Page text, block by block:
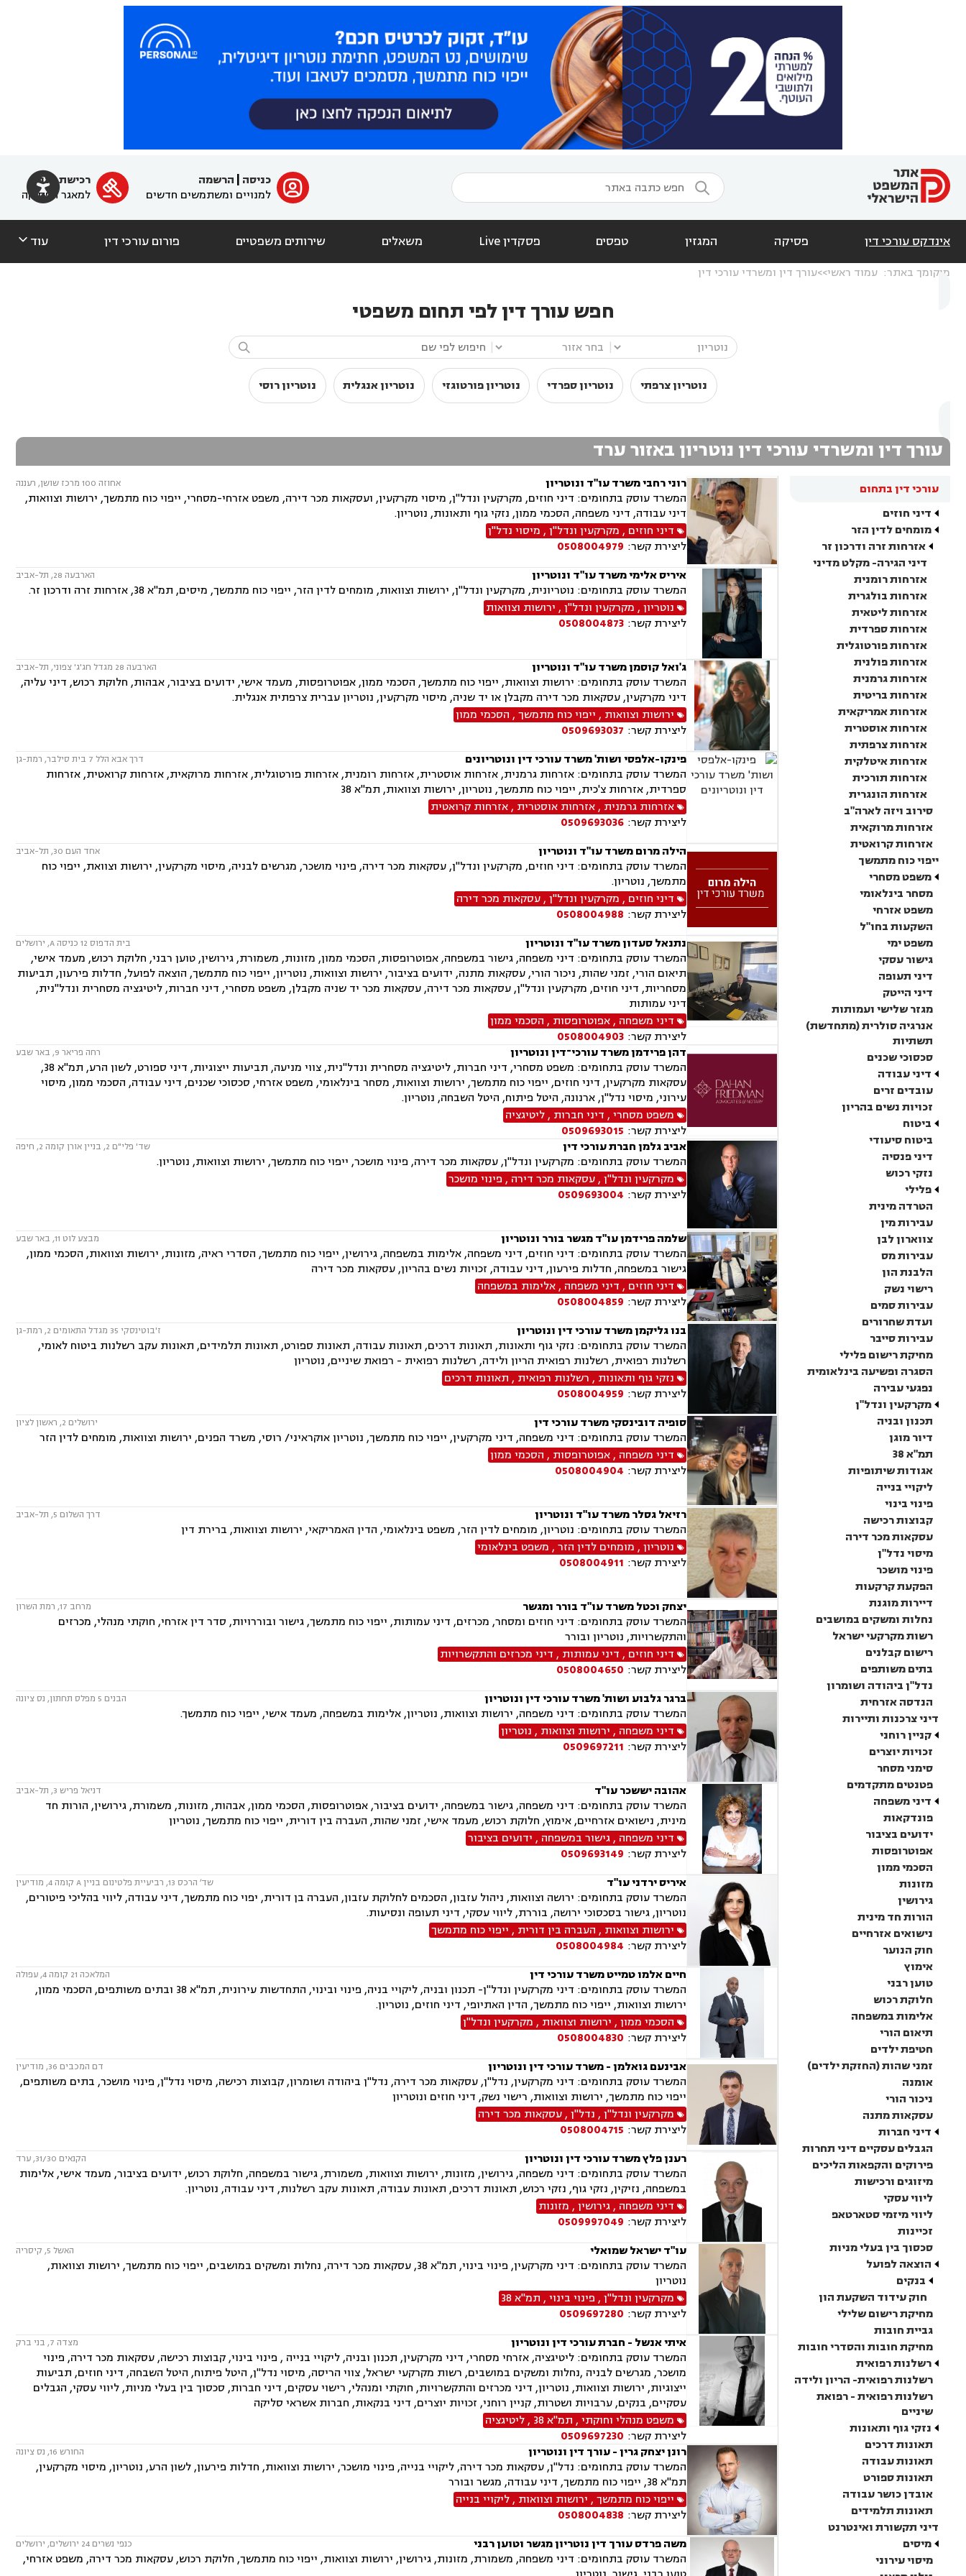
  ﱐ כניסה
הרשמה
למנויים ומשתמשים חדשים

רכישת מנוי
למאגר הפסיקה
אינדקס עורכי דין פסיקה המגזין טפסים פסקדין Live משאלים שירותים משפטיים פורום עורכי דין עוד 
מיקומך באתר: עמוד ראשי עורך דין ומשרדי עורכי דין
חפש עורך דין לפי תחום משפטי

נוטריון צרפתי נוטריון ספרדי נוטריון פורטוגזי נוטריון אנגלית נוטריון רוסי
עורך דין ומשרדי עורכי דין נוטריון באזור ערד
עורכי דין בתחום
דיני חוזים
מומחים לדין הזר
אזרחות זרה ודרכון זר
דיני הגירה- מקלט מדיני
אזרחות רומנית
אזרחות בולגרית
אזרחות ליטאית
אזרחות ספרדית
אזרחות פורטוגלית
אזרחות פולנית
אזרחות גרמנית
אזרחות בריטית
אזרחות אמריקאית
אזרחות אוסטרית
אזרחות צרפתית
אזרחות איטלקית
אזרחות תורכית
אזרחות הונגרית
סירוב ויזה לארה"ב
אזרחות מרוקאית
אזרחות קרואטית
ייפוי כוח מתמשך
משפט מסחרי
מסחר בינלאומי
משפט אזרחי
השקעות בחו"ל
משפט ימי
גישור עסקי
דיני תעופה
דיני הייטק
מגזר שלישי ועמותות
אנרגיה סולרית (מתחדשת)
תשתיות
סכסוכי שכנים
דיני עבודה
עובדים זרים
זכויות נשים בהריון
ביטוח
ביטוח סיעודי
דיני פנסיה
נזקי רכוש
פלילי
הטרדה מינית
עבירות מין
צווארון לבן
עבירות מס
הלבנת הון
רישוי נשק
עבירות סמים
ועדת שחרורים
עבירות סייבר
מחיקת רישום פלילי
הסגרה ופשיעה בינלאומית
נפגעי עבירה
מקרקעין ונדל"ן
תכנון ובניה
דיור מוגן
תמ"א 38
אגודות שיתופיות
ליקויי בנייה
פינוי בינוי
קבוצות רכישה
עסקאות מכר דירה
מיסוי נדל"ן
פינוי מושכר
הפקעת קרקעות
דיירות מוגנת
נחלות ומשקים במושבים
רשות מקרקעי ישראל
רישום קבלנים
בתים משותפים
נדל"ן ביהודה ושומרון
הנדסה אזרחית
דיני צרכנות ותיירות
קניין רוחני
זכויות יוצרים
סימני מסחר
פטנטים מתקדמים
דיני משפחה
פונדקאות
ידועים בציבור
אפוטרופסות
הסכמי ממון
מזונות
גירושין
הורות חד מינית
נישואים אזרחיים
חוק הנוער
אימוץ
טוען רבני
חלוקת רכוש
אלימות במשפחה
תיאום הורי
חטיפת ילדים
זמני שהות (החזקת ילדים)
אומנה
ניכור הורי
עסקאות מתנה
דיני חברות
הגבלים עסקיים דיני תחרות
פירוקים והקפאות הליכים
מיזוגים ורכישות
ליווי עסקי
ליווי מיזמי סטארטאפ
זכיינות
סכסוך בין בעלי מניות
הוצאה לפועל
בנקים
חוק עידוד השקעת הון
מחיקת רישום שלילי
גביית חובות
מחיקת חובות והסדרי חובות
רשלנות רפואית
רשלנות רפואית- הריון ולידה
רשלנות רפואית - רפואת
שיניים
נזקי גוף ותאונות
תאונות דרכים
תאונות עבודה
תאונות ספורט
אובדן כושר עבודה
תאונות תלמידים
דיני תקשורת ואינטרנט
מיסים
מיסוי עירוני
רוני רחבי משרד עו"ד ונוטריון אחוזה 100 מרכז שושן, רעננה
המשרד עוסק בתחומים: דיני חוזים, מקרקעין ונדל"ן, מיסוי מקרקעין, ועסקאות מכר דירה, משפט אזרחי-מסחרי, ייפוי כוח מתמשך, ירושות וצוואות,
דיני עבודה, דיני משפחה, הסכמי ממון, נזקי גוף ותאונות, נוטריון.
דיני חוזים , מקרקעין ונדל"ן, מיסוי נדל"ן
ליצירת קשר: 0508004979
איריס אלימי משרד עו"ד ונוטריון
הארבעה 28, תל-אביב
המשרד עוסק בתחומים: נוטריונית, מקרקעין ונדל"ן, ירושות וצוואות, מומחים לדין הזר, ייפוי כוח מתמשך, מיסים, תמ"א 38, אזרחות זרה ודרכון זר.
נוטריון, מקרקעין ונדל"ן, ירושות וצוואות
ליצירת קשר: 0508004873
ג'ואל קוסמן משרד עו"ד ונוטריון הארבעה 28 מגדל חג'ג' צפוני, תל-אביב
המשרד עוסק בתחומים: ירושות וצוואות, ייפוי כוח מתמשך, הסכמי ממון, אפוטרופסות, מעמד אישי, ידועים בציבור, אבהות, חלוקת רכוש, דיני עליה,
דיני מקרקעין, עסקאות מכר דירה מקבלן או יד שניה, מיסוי מקרקעין, נוטריון עברית צרפתית אנגלית.
ירושות וצוואות , ייפוי כוח מתמשך, הסכמי ממון
ליצירת קשר: 0509693037
פינקו-אלפסי ושות' משרד עורכי דין ונוטריונים
דרך אבא הלל 7 בית סילבר, רמת-גן
המשרד עוסק בתחומים: אזרחות גרמנית, אזרחות אוסטרית, אזרחות רומנית, אזרחות פורטוגלית, אזרחות מרוקאית, אזרחות קרואטית, אזרחות
ספרדית, אזרחות צ'כית, ייפוי כוח מתמשך, נוטריון, ירושות וצוואות, תמ"א 38
אזרחות גרמנית ,אזרחות אוסטרית ,אזרחות קרואטית
ליצירת קשר: 0509693036
הילה מרום משרד עו"ד ונוטריון
אחד העם 30, תל-אביב
המשרד עוסק בתחומים: דיני חוזים, מקרקעין ונדל"ן, עסקאות מכר דירה, פינוי מושכר, מגרשים לבניה, מיסוי מקרקעין, ירושות וצוואת, ייפוי כוח
מתמשך, נוטריון.
דיני חוזים , מקרקעין ונדל"ן,עסקאות מכר דירה
ליצירת קשר: 0508004988
נתנאל סעדון משרד עו"ד ונוטריון
בית הדפוס 12 כניסה A, ירושלים
המשרד עוסק בתחומים: דיני משפחה, גישור במשפחה, אפוטרופסות, הסכמי ממון, מזונות, משמורת, גירושין, טוען רבני, חלוקת רכוש, מעמד אישי,
תיאום הורי, זמני שהות, ניכור הורי, עסקאות מתנה, ידועים בציבור, ירושות וצוואות, נוטריון, ייפוי כוח מתמשך, הוצאה לפועל, חדלות פירעון, תביעות
מסחריות, דיני חוזים, מקרקעין ונדל"ן, עסקאות מכר דירה, עסקאות מכר יד שניה מקבלן, משפט מסחרי, דיני חברות, ליטיגציה מסחרית ונדל"נית,
דיני עמותות
דיני משפחה ,אפוטרופסות , הסכמי ממון
ליצירת קשר: 0508004903
דהן פרידמן משרד עורכי־דין ונוטריון
רחה פריאר 9, באר שבע
המשרד עוסק בתחומים: משפט מסחרי, דיני חברות, ליטיגציה מסחרית ונדל"נית, צווי מניעה, תביעות ייצוגיות, דיני ספורט, לשון הרע, תמ"א 38,
עסקאות מקרקעין, דיני חוזים, ייפוי כוח מתמשך, ירושות וצוואות, מסחר בינלאומי, משפט אזרחי, סכסוכי שכנים, דיני עבודה, הסכמי ממון, מיסוי
עירוני, מיסוי נדל"ן, ארנונה, היטל פיתוח, היטל השבחה, נוטריון.
משפט מסחרי, דיני חברות ,ליטיגציה
ליצירת קשר: 0509693015
אביב גלמן חברת עורכי דין
שד' פלי"ם 2, בניין אורן קומה 2, חיפה
המשרד עוסק בתחומים: מקרקעין ונדל"ן, עסקאות מכר דירה, פינוי מושכר, ייפוי כוח מתמשך, ירושות וצוואות, נוטריון.
מקרקעין ונדל"ן,עסקאות מכר דירה , פינוי מושכר
ליצירת קשר: 0509693004
שלמה פרידמן עו"ד מגשר בורר ונוטריון מבצע לוט 11, באר שבע
המשרד עוסק בתחומים: דיני חוזים, דיני משפחה, אלימות במשפחה, גירושין, ייפוי כוח מתמשך, הסדרי ראיה, מזונות, ירושות וצוואות, הסכמי ממון,
גישור במשפחה, חדלות פירעון, דיני עבודה, זכויות נשים בהריון, עסקאות מכר דירה
דיני חוזים , דיני משפחה ,אלימות במשפחה
ליצירת קשר: 0508004859
בנו גליקמן משרד עורכי דין ונוטריון
ז'בוטינסקי 35 מגדל התאומים 2, רמת-גן
המשרד עוסק בתחומים: נזקי גוף ותאונות, תאונות דרכים, תאונות עבודה, תאונות ספורט, תאונות תלמידים, תאונות עקב רשלנות ביטוח לאומי,
רשלנות רפואית, רשלנות רפואית הריון ולידה, רשלנות רפואית - רפואת שיניים, נוטריון
נזקי גוף ותאונות , רשלנות רפואית , תאונות דרכים
ליצירת קשר: 0508004959
סופיה דובינסקי משרד עורכי דין
ירושלים 2, ראשון לציון
המשרד עוסק בתחומים: דיני משפחה, דיני מקרקעין, ייפוי כוח מתמשך, נוטריון אוקראיני/ רוסי, משרד הפנים, ירושות וצוואות, מומחים לדין הזר
דיני משפחה ,אפוטרופסות , הסכמי ממון
ליצירת קשר: 0508004904
רזיאל גסלר משרד עו"ד ונוטריון דרך השלום 5, תל-אביב
המשרד עוסק בתחומים: נוטריון, מומחים לדין הזר, משפט בינלאומי, הדין האמריקאי, ירושות וצוואות, ברירת דין
נוטריון, מומחים לדין הזר, משפט בינלאומי
ליצירת קשר: 0508004911
יצחק וכטל משרד עו"ד בורר ומגשר מרחב 17, רמת השרון
המשרד עוסק בתחומים: דיני חוזים ומסחר, מכרזים, דיני עמותות, ייפוי כוח מתמשך, גישור ובוררויות, סדר דין אזרחי, חוקתי מנהלי, מכרזים
והתקשרויות, נוטריון ובורר
דיני חוזים , דיני עמותות , דיני מכרזים והתקשרויות
ליצירת קשר: 0508004650
ברגר גלבוע ושות' משרד עורכי דין ונוטריון
הבנים 5 מפלס תחתון, נס ציונה
המשרד עוסק בתחומים: דיני משפחה, ירושות וצוואות, נוטריון, אלימות במשפחה, מעמד אישי, ייפוי כוח מתמשך.
דיני משפחה , ירושות וצוואות , נוטריון
ליצירת קשר: 0509697211
אהובה יששכר עו"ד דניאל פריש 3, תל-אביב
המשרד עוסק בתחומים: דיני משפחה, גישור במשפחה, ידועים בציבור, אפוטרופסות, הסכמי ממון, אבהות, מזונות, משמורת, גירושין, הורות חד
מינית, נישואים אזרחיים, אימוץ, חלוקת רכוש, מעמד אישי, זמני שהות, העברה בין דורית, ייפוי כוח מתמשך, נוטריון
דיני משפחה ,גישור במשפחה , ידועים בציבור
ליצירת קשר: 0509693149
איריס ירדני עו"ד
שד׳ הרכס 13, רביעיית פלטינום בניין A קומה 4, מודיעין
המשרד עוסק בתחומים: ירושה וצוואות, ניהול עזבון, הסכמים לחלוקת עזבון, העברה בן דורית, יפוי כוח מתמשך, דיני עבודה, ליווי בהליכי פיטורים,
נוטריון, גישור בסכסוכי ירושה, בוררת, ליווי עסקי, דיני תעופה ונסיעות.
ירושות וצוואות , העברה בין דורית , ייפוי כוח מתמשך
ליצירת קשר: 0508004984
חיים אלמו טמייט משרד עורכי דין
המלאכה 21 קומה 4, עפולה
המשרד עוסק בתחומים: דיני מקרקעין ונדל"ן- תכנון ובניה, ליקויי בניה, פינוי ובינוי, התחדשות עירונית, תמ"א 38 ובתים משותפים, הסכמי ממון,
ירושות וצוואות, ייפוי כוח מתמשך, הדין האתיופי, דיני חוזים, נוטריון.
הסכמי ממון, ירושות וצוואות , מקרקעין ונדל"ן
ליצירת קשר: 0508004830
אבינעם גואלמן - משרד עורכי דין ונוטריון
דם המכבים 36, מודיעין
המשרד עוסק בתחומים: דיני מקרקעין, נדל"ן, עסקאות מכר דירה, נדל"ן ביהודה ושומרון, קבוצות רכישה, מיסוי נדל"ן, פינוי מושכר, בתים משותפים,
ייפוי כוח מתמשך, ירושות וצוואות, רישוי נשק, דיני חוזים ונוטריון
מקרקעין ונדל"ן, נדל"ן,עסקאות מכר דירה
ליצירת קשר: 0508004715
רענן פלץ משרד עורכי דין ונוטריון
הקנאים 31/30, ערד
המשרד עוסק בתחומים: דיני משפחה, גירושין, מזונות, ירושות וצוואות, משמורת, גישור במשפחה, חלוקת רכוש, ידועים בציבור, מעמד אישי, אלימות
במשפחה, נזיקין, נזקי גוף, נזקי רכוש, תאונות דרכים, תאונות עבודה, תאונות עקב רשלנות, דיני עבודה, נוטריון.
דיני משפחה ,גירושין, מזונות
ליצירת קשר: 0509997049
עו"ד ישראל שמואלי
האשל 5, קיסריה
המשרד עוסק בתחומים: דיני מקרקעין, פינוי בינוי, תמ"א 38, עסקאות מכר דירה, נחלות ומשקים במושבים, ייפוי כוח מתמשך, ירושות וצוואות,
נוטריון
מקרקעין ונדל"ן, פינוי בינוי, תמ"א 38
ליצירת קשר: 0509697280
איתי אנשל - חברת עורכי דין ונוטריון
מצדה 7, בני ברק
המשרד עוסק בתחומים: ליטיגציה, אזרחי מסחרי, דיני מקרקעין, תכנון ובניה, ליקויי בנייה , פינוי בינוי, קבוצות רכישה, עסקאות מכר דירה, פינוי
מושכר, מגרשים לבניה ,נחלות ומשקים במושבים, רשות מקרקעי ישראל, צווי הריסה, מיסוי נדל"ן, היטל פיתוח, היטל השבחה, דיני חוזים, תביעות
ייצוגיות, ירושות וצוואות, נוטריון, דיני מכרזים והתקשרויות, חוקתי ומנהלי, רישוי עסקים, דיני חברות, סכסוך בין בעלי מניות, ליווי עסקי, הגבלים
עסקיים, בנקים, ערבויות ושטרות, קניין רוחני, זכויות יוצרים, דיני בנקאות, חברות אשראי סליקה
משפט מנהלי וחוקתי, תמ"א 38 ,ליטיגציה
ליצירת קשר: 0509697230
רונן יצחק גרין - עורך דין ונוטריון
החורש 16, נס ציונה
המשרד עוסק בתחומים: נדל"ן, עסקאות מכר דירה, ליקויי בנייה, פינוי מושכר, ירושות וצוואות, חדלות פירעון, לשון הרע, נוטריון, מיסוי מקרקעין,
תמ"א 38, ייפוי כוח מתמשך, דיני עבודה, מגשר ובורר
ייפוי כוח מתמשך, ירושות וצוואות ,ליקויי בנייה
ליצירת קשר: 0508004838
משה פרדס עורך דין נוטריון מגשר וטוען רבני
כנפי נשרים 24 ירושלים, ירושלים
המשרד עוסק בתחומים: דיני משפחה, משמורת, מזונות, גירושין, ירושות וצוואות, ייפוי כוח מתמשך, חלוקת רכוש, עסקאות מכר דירה, משפט אזרחי,